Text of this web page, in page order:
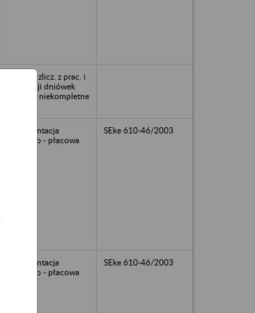
Księgi rozlicz. z prac. i
ewidencji dniówek
obrach., niekompletne
dokumentacja
osobowo - płacowa
SEke 610-46/2003
dokumentacja
osobowo - płacowa
SEke 610-46/2003